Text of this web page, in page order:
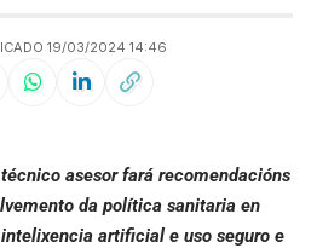
19/03/2024 14:46
asesor fará recomendacións
da política sanitaria en
artificial e uso seguro e